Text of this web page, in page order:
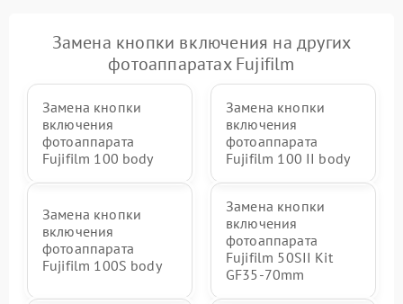
Замена кнопки включения на других
фотоаппаратах Fujifilm
Замена кнопки
включения
фотоаппарата
Fujifilm 100 body
Замена кнопки
включения
фотоаппарата
Fujifilm 100 II body
Замена кнопки
включения
фотоаппарата
Fujifilm 100S body
Замена кнопки
включения
фотоаппарата
Fujifilm 50SII Kit
GF35-70mm